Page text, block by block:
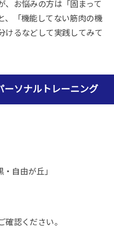
、お悩みの方は「固まって
、「機能してない筋肉の機
けるなどして実践してみて
ーソナルトレーニング
自由が丘」
確認ください。